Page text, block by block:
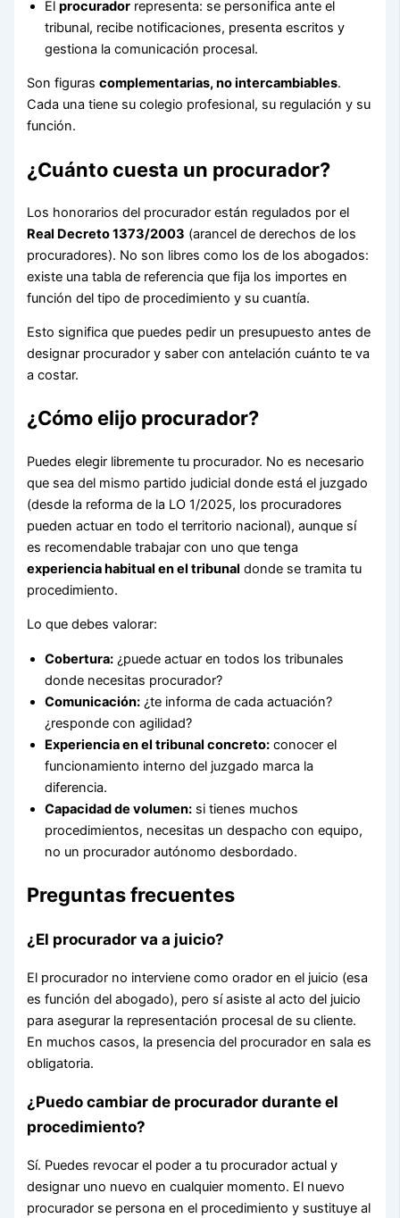
Elprocurador representa: se personifica ante el
tribunal, recibe notificaciones, presenta escritos y
gestiona la comunicación procesal.
Son figurascomplementarias, no intercambiables.
Cada una tiene su colegio profesional, su regulación y su
función.
¿Cuánto cuesta un procurador?
Los honorarios del procurador están regulados por el
Real Decreto 1373/2003 (arancel de derechos de los
procuradores). No son libres como los de los abogados:
existe una tabla de referencia que fija los importes en
función del tipo de procedimiento y su cuantía.
Esto significa que puedes pedir un presupuesto antes de
designar procurador y saber con antelación cuánto te va
a costar.
¿Cómo elijo procurador?
Puedes elegir libremente tu procurador. No es necesario
que sea del mismo partido judicial donde está el juzgado
(desde la reforma de la LO 1/2025, los procuradores
pueden actuar en todo el territorio nacional), aunque sí
es recomendable trabajar con uno que tenga
experiencia habitual en el tribunal donde se tramita tu
procedimiento.
Lo que debes valorar:
Cobertura: ¿puede actuar en todos los tribunales
donde necesitas procurador?
Comunicación: ¿te informa de cada actuación?
¿responde con agilidad?
Experiencia en el tribunal concreto: conocer el
funcionamiento interno del juzgado marca la
diferencia.
Capacidad de volumen: si tienes muchos
procedimientos, necesitas un despacho con equipo,
no un procurador autónomo desbordado.
Preguntas frecuentes
¿El procurador va a juicio?
El procurador no interviene como orador en el juicio (esa
es función del abogado), pero sí asiste al acto del juicio
para asegurar la representación procesal de su cliente.
En muchos casos, la presencia del procurador en sala es
obligatoria.
¿Puedo cambiar de procurador durante el
procedimiento?
Sí. Puedes revocar el poder a tu procurador actual y
designar uno nuevo en cualquier momento. El nuevo
procurador se persona en el procedimiento y sustituye al